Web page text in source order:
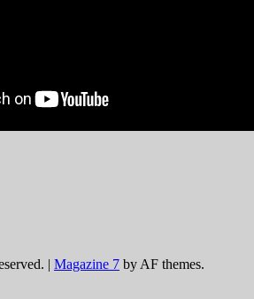
| Magazine 7 by AF themes.